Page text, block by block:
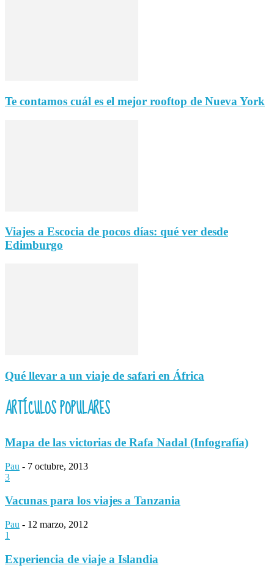
Te contamos cuál es el mejor rooftop de Nueva York
Viajes a Escocia de pocos días: qué ver desde
Edimburgo
Qué llevar a un viaje de safari en África
ARTÍCULOS POPULARES
Mapa de las victorias de Rafa Nadal (Infografía)
Pau - 7 octubre, 2013
3
Vacunas para los viajes a Tanzania
Pau - 12 marzo, 2012
1
Experiencia de viaje a Islandia